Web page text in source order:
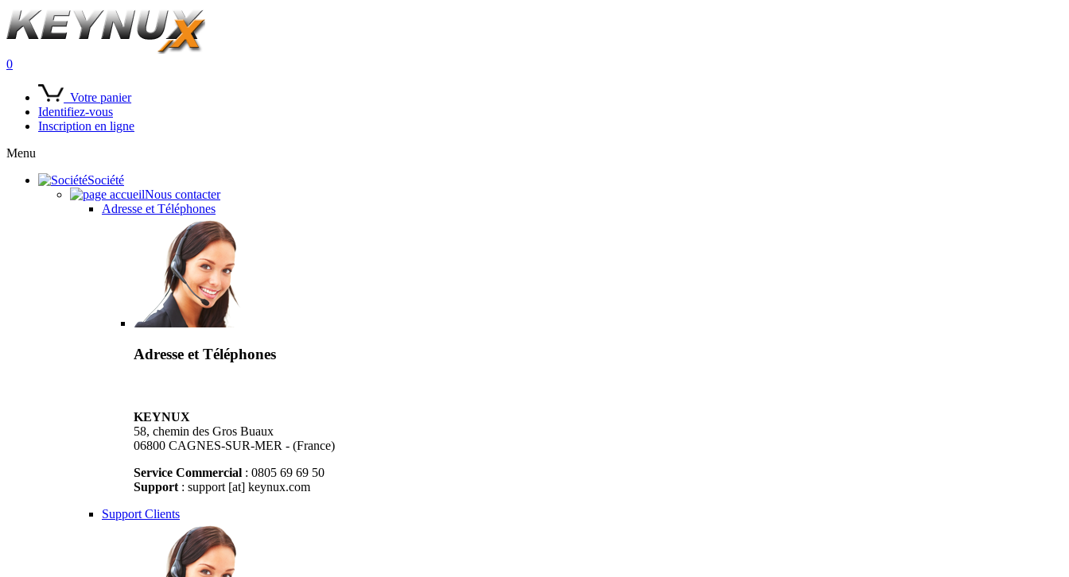
0
Votre panier
Identifiez-vous
Inscription en ligne
Menu
Société
Nous contacter
Adresse et Téléphones
Adresse et Téléphones
KEYNUX
58, chemin des Gros Buaux
06800 CAGNES-SUR-MER - (France)
Service Commercial : 0805 69 69 50
Support : support [at] keynux.com
Support Clients